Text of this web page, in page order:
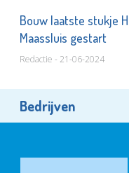
Bouw laatste stukje
Maassluis gestart
Redactie - 21-06-2024
Bedrijven